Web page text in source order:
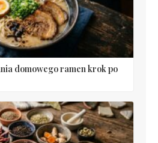
domowego ramen krok po